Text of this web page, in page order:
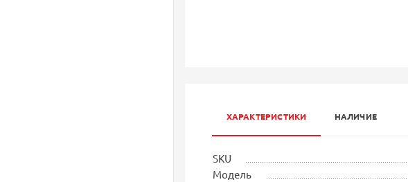
ХАРАКТЕРИСТИКИ НАЛИЧИЕ
SKU
Модель